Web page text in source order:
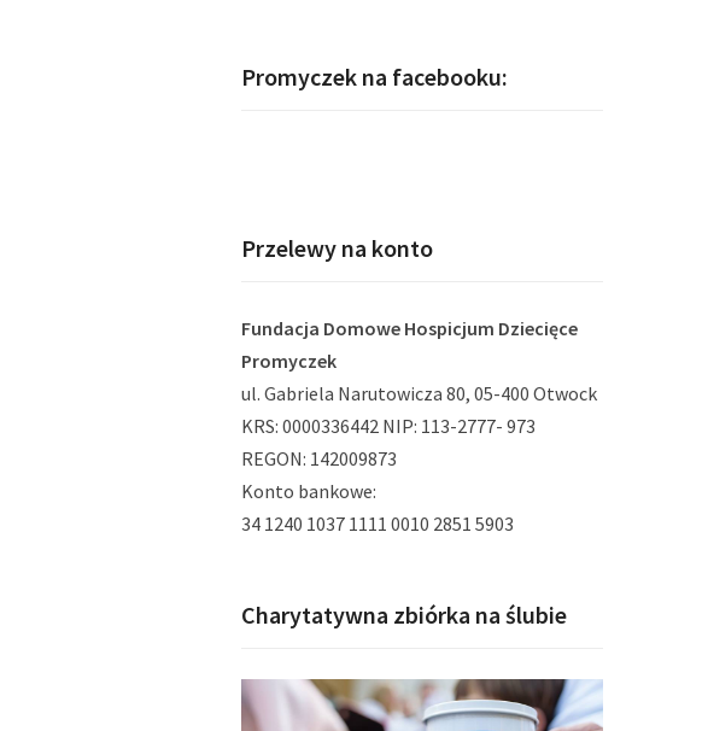
Promyczek na facebooku:
Przelewy na konto
Fundacja Domowe Hospicjum Dziecięce
Promyczek
ul. Gabriela Narutowicza 80, 05-400 Otwock
KRS: 0000336442 NIP: 113-2777- 973
REGON: 142009873
Konto bankowe:
34 1240 1037 1111 0010 2851 5903
Charytatywna zbiórka na ślubie